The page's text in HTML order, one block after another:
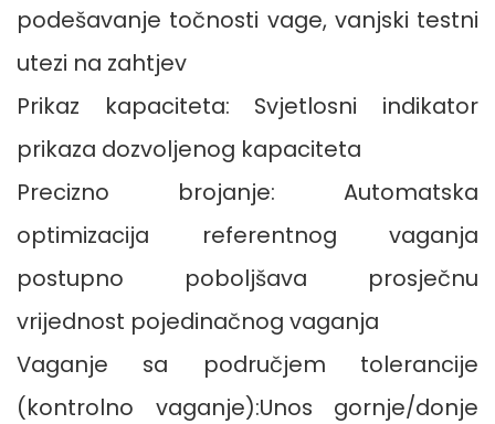
podešavanje točnosti vage, vanjski testni
utezi na zahtjev
Prikaz kapaciteta: Svjetlosni indikator
prikaza dozvoljenog kapaciteta
Precizno brojanje: Automatska
optimizacija referentnog vaganja
postupno poboljšava prosječnu
vrijednost pojedinačnog vaganja
Vaganje sa područjem tolerancije
(kontrolno vaganje):Unos gornje/donje